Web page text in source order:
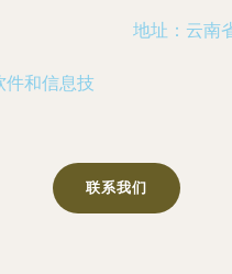
件和信息技
地址：云南
联系我们